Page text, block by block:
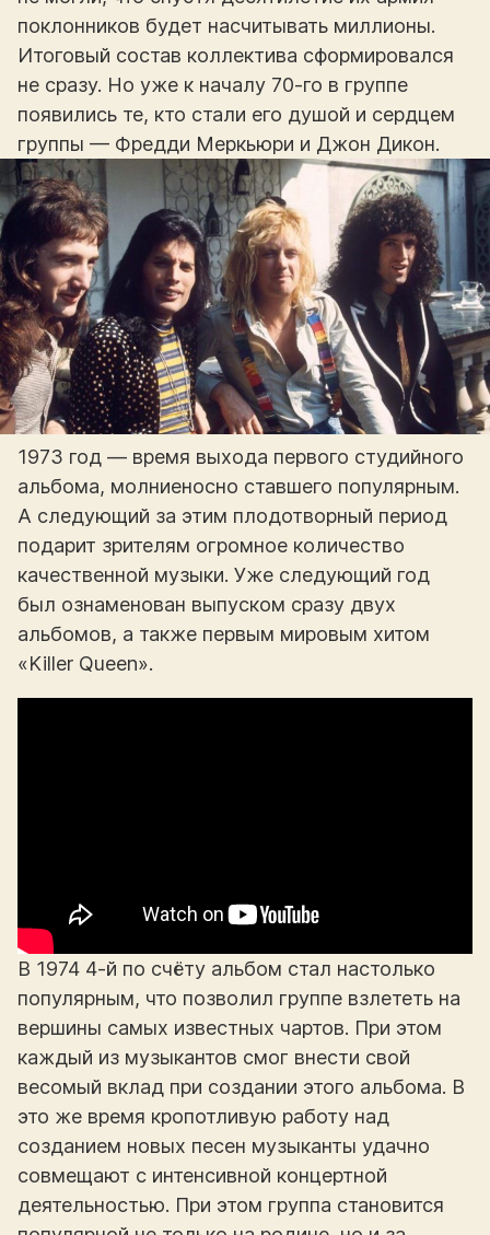
поклонников будет насчитывать миллионы.
Итоговый состав коллектива сформировался
не сразу. Но уже к началу 70-го в группе
появились те, кто стали его душой и сердцем
группы — Фредди Меркьюри и Джон Дикон.
1973 год — время выхода первого студийного
альбома, молниеносно ставшего популярным.
А следующий за этим плодотворный период
подарит зрителям огромное количество
качественной музыки. Уже следующий год
был ознаменован выпуском сразу двух
альбомов, а также первым мировым хитом
«Killer Queen».
В 1974 4-й по счёту альбом стал настолько
популярным, что позволил группе взлететь на
вершины самых известных чартов. При этом
каждый из музыкантов смог внести свой
весомый вклад при создании этого альбома. В
это же время кропотливую работу над
созданием новых песен музыканты удачно
совмещают с интенсивной концертной
деятельностью. При этом группа становится